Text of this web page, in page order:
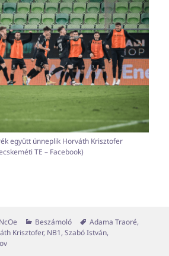
együtt ünneplik Horváth Krisztofer
TE – Facebook)
Kategória
Beszámoló Címke
Adama Traoré,
Krisztofer, NB1,Szabó István,